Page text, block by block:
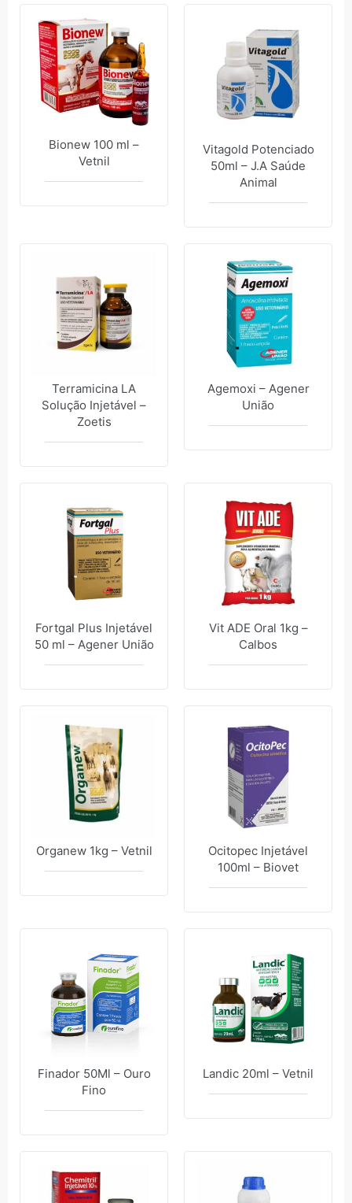
Bionew 100 ml –
Vetnil
Vitagold Potenciado
50ml – J.A Saúde
Animal
Terramicina LA
Solução Injetável –
Zoetis
Agemoxi – Agener
União
Fortgal Plus Injetável
50 ml – Agener União
Vit ADE Oral 1kg –
Calbos
Organew 1kg – Vetnil
Ocitopec Injetável
100ml – Biovet
Finador 50Ml – Ouro
Fino
Landic 20ml – Vetnil